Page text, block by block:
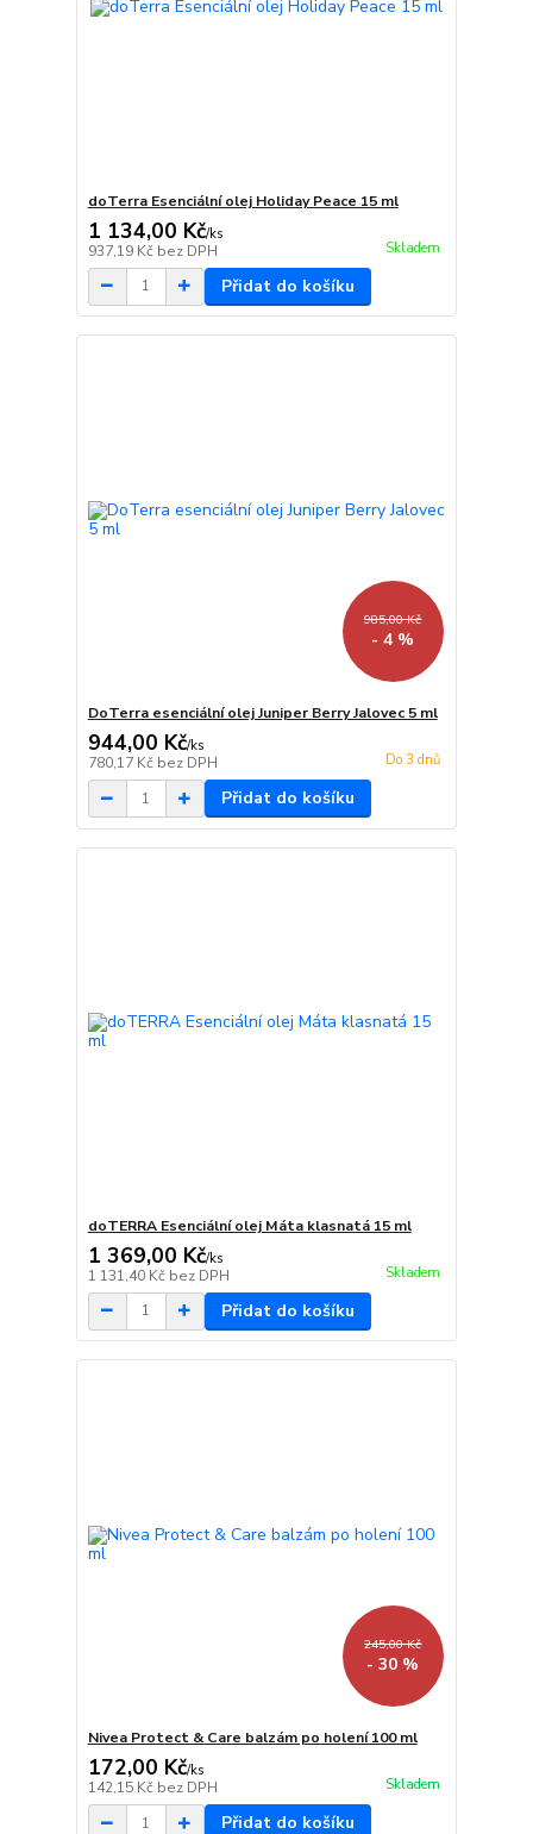
doTerra Esenciální olej Holiday Peace 15 ml
1 134,00 Kč/ks
937,19 Kč bez DPH Skladem
Přidat do košíku
985,00 Kč
- 4 %
DoTerra esenciální olej Juniper Berry Jalovec 5 ml
944,00 Kč/ks
780,17 Kč bez DPH Do 3 dnů
Přidat do košíku
doTERRA Esenciální olej Máta klasnatá 15 ml
1 369,00 Kč/ks
1 131,40 Kč bez DPH Skladem
Přidat do košíku
245,00 Kč
- 30 %
Nivea Protect & Care balzám po holení 100 ml
172,00 Kč/ks
142,15 Kč bez DPH Skladem
Přidat do košíku